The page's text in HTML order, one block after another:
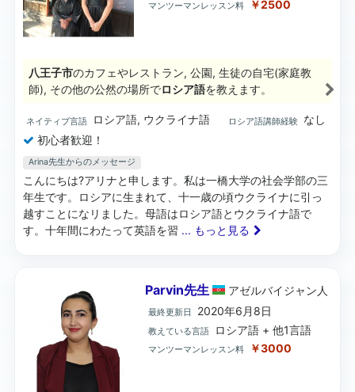
マンツーマンレッスン料 ￥2500
八王子市のカフェやレストラン, 公園, 生徒の自宅(家庭教
師), その他の公然の場所でロシア語を教えます。
ネイティブ言語 ロシア語, ウクライナ語 ロシア語講師経験
なし
初心者歓迎！
Arina先生からのメッセージ
こんにちは?アリナと申します。私は一橋大学の社会学部の三
年生です。ロシアに生まれて、十一歳の頃ウクライナに引っ
越すことになリました。母語はロシア語とウクライナ語で
す。十年間にわたって英語を習 ... もっと見る
Parvin先生 アゼルバイジャン 人
最終更新日 2020年6月8日
教えている言語 ロシア語 + 他1言語
マンツーマンレッスン料 ￥3000